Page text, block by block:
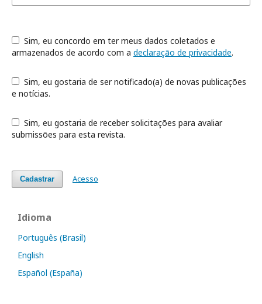
armazenados de acordo com a declaração de privacidade.
e notícias.
submissões para esta revista.
Cadastrar Acesso
Idioma
Português (Brasil)
English
Español (España)